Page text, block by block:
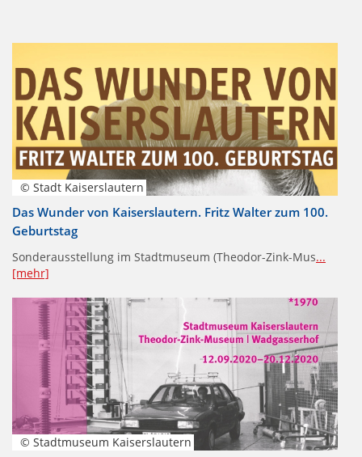
© Stadt Kaiserslautern
Das Wunder von Kaiserslautern. Fritz Walter zum 100.
Geburtstag
Sonderausstellung im Stadtmuseum (Theodor-Zink-Mus...
[mehr]
© Stadtmuseum Kaiserslautern